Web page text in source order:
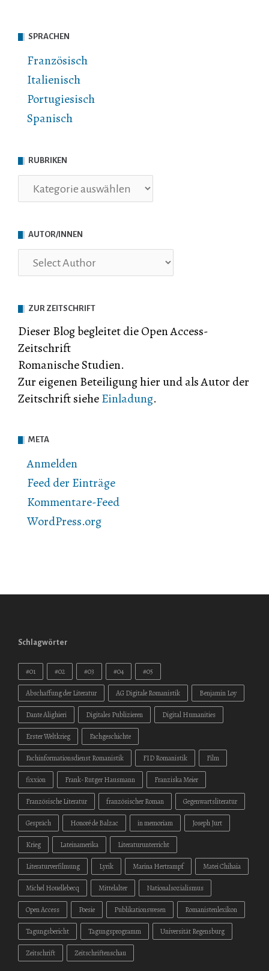
SPRACHEN
Französisch
Italienisch
Portugiesisch
Spanisch
RUBRIKEN
Rubriken
AUTOR/INNEN
ZUR ZEITSCHRIFT
Dieser Blog begleitet die Open Access-
Zeitschrift
Romanische Studien.
Zur eigenen Beteiligung hier und als Autor der
Zeitschrift sieheEinladung.
META
Anmelden
Feed der Einträge
Kommentare-Feed
WordPress.org
Schlagwörter
#01 #02 #03 #04 #05
Abschaffung der Literatur AG Digitale Romanistik Benjamin Loy
Dante Alighieri Digitales Publizieren Digital Humanities
Erster Weltkrieg Fachgeschichte
Fachinformationsdienst Romanistik FID Romanistik Film
fixxion Frank-Rutger Hausmann Franziska Meier
Französische Literatur französischer Roman Gegenwartsliteratur
Gespräch Honoré de Balzac in memoriam Joseph Jurt
Krieg Lateinamerika Literaturunterricht
Literaturverfilmung Lyrik Marina Hertrampf Matei Chihaia
Michel Houellebecq Mittelalter Nationalsozialismus
Open Access Poesie Publikationswesen Romanistenlexikon
Tagungsbericht Tagungsprogramm Universität Regensburg
Zeitschrift Zeitschriftenschau